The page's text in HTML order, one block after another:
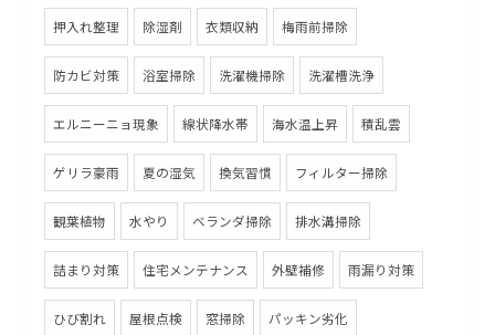
押入れ整理 除湿剤 衣類収納 梅雨前掃除
防カビ対策 浴室掃除 洗濯機掃除 洗濯槽洗浄
エルニーニョ現象 線状降水帯 海水温上昇 積乱雲
ゲリラ豪雨 夏の湿気 換気習慣 フィルター掃除
観葉植物 水やり ベランダ掃除 排水溝掃除
詰まり対策 住宅メンテナンス 外壁補修 雨漏り対策
ひび割れ 屋根点検 窓掃除 パッキン劣化